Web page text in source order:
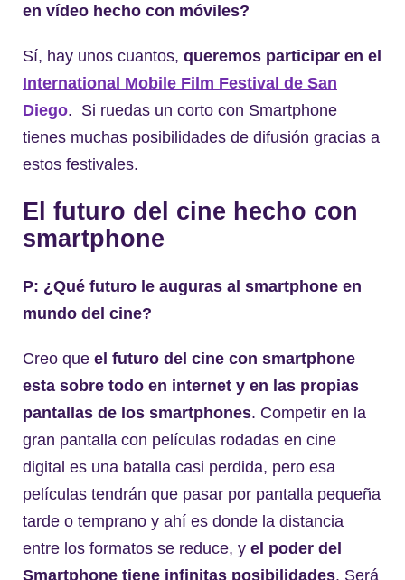
en vídeo hecho con móviles?
Sí, hay unos cuantos, queremos participar en el
International Mobile Film Festival de San
Diego. Si ruedas un corto con Smartphone
tienes muchas posibilidades de difusión gracias a
estos festivales.
El futuro del cine hecho con
smartphone
P: ¿Qué futuro le auguras al smartphone en
mundo del cine?
Creo que el futuro del cine con smartphone
esta sobre todo en internet y en las propias
pantallas de los smartphones. Competir en la
gran pantalla con películas rodadas en cine
digital es una batalla casi perdida, pero esa
películas tendrán que pasar por pantalla pequeña
tarde o temprano y ahí es donde la distancia
entre los formatos se reduce, y el poder del
Smartphone tiene infinitas posibilidades. Será